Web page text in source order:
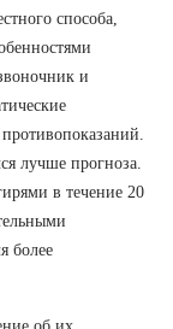
способа,
и
лучше прогноза.
в течение 20
более